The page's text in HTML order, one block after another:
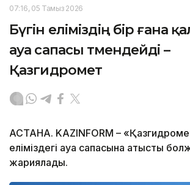
07:16, 05 Тамыз 2026
Бүгін еліміздің бір ғана
ауа сапасы төмендейді –
Қазгидромет
АСТАНА. KAZINFORM –
еліміздегі ауа сапасына қатысты
жариялады.